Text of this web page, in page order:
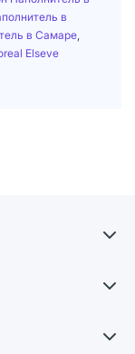
в
в Самаре
Elseve